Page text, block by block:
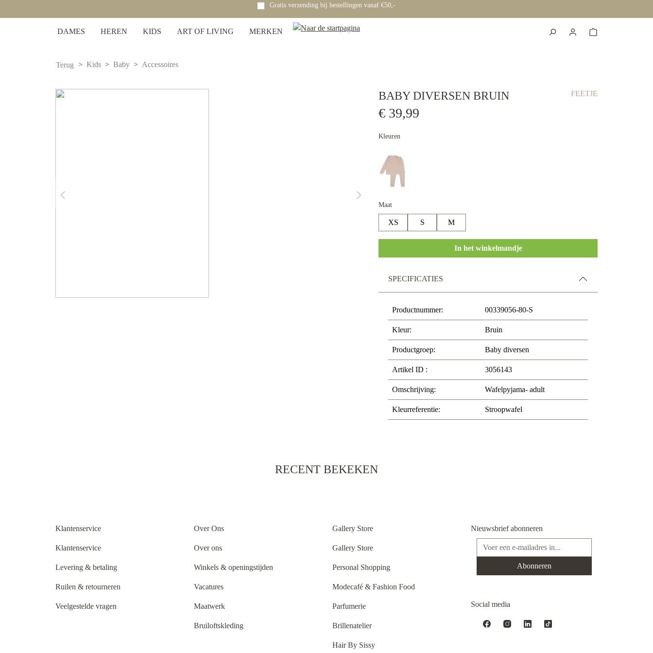
Gratis verzending bij bestellingen vanaf €50,-
DAMES HEREN KIDS ART OF LIVING MERKEN
Terug Kids Baby Accessoires
BABY DIVERSEN BRUIN FEETJE
€ 39,99
Kleuren
Maat
XS S M
In het winkelmandje
SPECIFICATIES
Productnummer: 00339056-80-S
Kleur: Bruin
Productgroep: Baby diversen
Artikel ID : 3056143
Omschrijving: Wafelpyjama- adult
Kleurreferentie: Stroopwafel
RECENT BEKEKEN
Klantenservice
Klantenservice
Levering & betaling
Ruilen & retourneren
Veelgestelde vragen
Over Ons
Over ons
Winkels & openingstijden
Vacatures
Maatwerk
Bruiloftskleding
Gallery Store
Gallery Store
Personal Shopping
Modecafé & Fashion Food
Parfumerie
Brillenatelier
Hair By Sissy
Nieuwsbrief abonneren
E-mailadres*
Abonneren
Social media